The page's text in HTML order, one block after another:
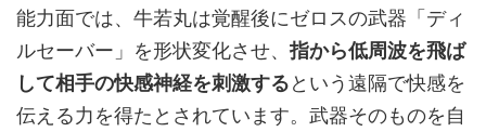
能力面では、牛若丸は覚醒後にゼロスの武器「ディ
ルセーバー」を形状変化させ、指から低周波を飛ば
して相手の快感神経を刺激するという遠隔で快感を
伝える力を得たとされています。武器そのものを自